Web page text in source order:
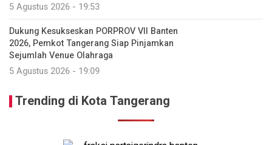
5 Agustus 2026 - 19:53
Dukung Kesukseskan PORPROV VII Banten
2026, Pemkot Tangerang Siap Pinjamkan
Sejumlah Venue Olahraga
5 Agustus 2026 - 19:09
Trending di Kota Tangerang